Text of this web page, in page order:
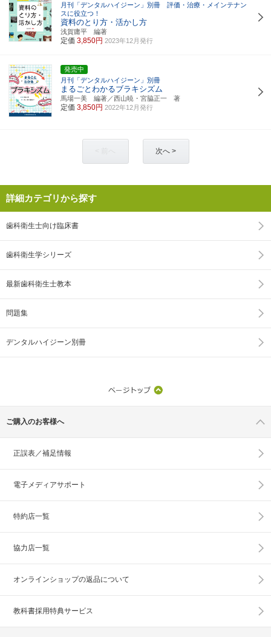
月刊「デンタルハイジーン」別冊 評価・治療・メインテナン
スに役立つ！
資料のとり方・活かし方
浅賀庸平 編著
定価 3,850円 2023年12月発行
発売中
月刊「デンタルハイジーン」別冊
まるごとわかるブラキシズム
馬場一美 編著／西山暁・宮脇正一 著
定価 3,850円 2022年12月発行
次へ >
詳細カテゴリから探す
歯科衛生士向け臨床書
歯科衛生学シリーズ
最新歯科衛生士教本
問題集
デンタルハイジーン別冊
ご購入のお客様へ
正誤表／補足情報
電子メディアサポート
特約店一覧
協力店一覧
オンラインショップの返品について
教科書採用特典サービス